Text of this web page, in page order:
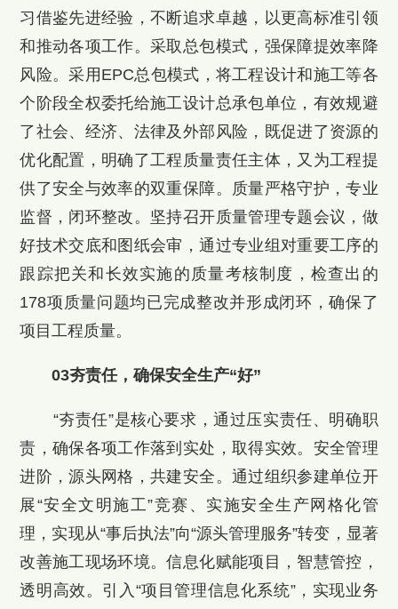
习借鉴先进经验，不断追求卓越，以更高标准引领
和推动各项工作。采取总包模式，强保障提效率降
风险。采用EPC总包模式，将工程设计和施工等各
个阶段全权委托给施工设计总承包单位，有效规避
了社会、经济、法律及外部风险，既促进了资源的
优化配置，明确了工程质量责任主体，又为工程提
供了安全与效率的双重保障。质量严格守护，专业
监督，闭环整改。坚持召开质量管理专题会议，做
好技术交底和图纸会审，通过专业组对重要工序的
跟踪把关和长效实施的质量考核制度，检查出的
178项质量问题均已完成整改并形成闭环，确保了
项目工程质量。
03夯责任，确保安全生产“好”
“夯责任”是核心要求，通过压实责任、明确职
责，确保各项工作落到实处，取得实效。安全管理
进阶，源头网格，共建安全。通过组织参建单位开
展“安全文明施工”竞赛、实施安全生产网格化管
理，实现从“事后执法”向“源头管理服务”转变，显著
改善施工现场环境。信息化赋能项目，智慧管控，
透明高效。引入“项目管理信息化系统”，实现业务